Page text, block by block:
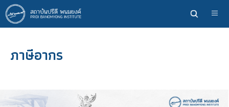
ข้าม
ไป
ยัง
หลักภาษีอากร